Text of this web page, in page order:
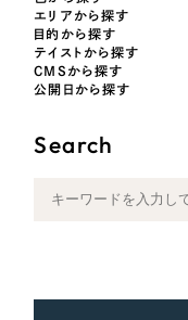
ピンク・桃色
エリアから探す
目的から探す
テイストから探す
CMSから探す
公開日から探す
Search